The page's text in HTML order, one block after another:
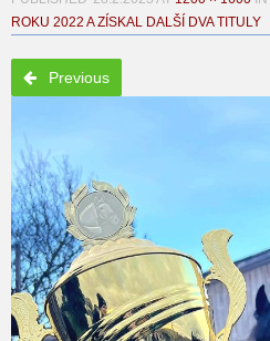
ROKU 2022 A ZÍSKAL DALŠÍ DVA TITULY
Previous